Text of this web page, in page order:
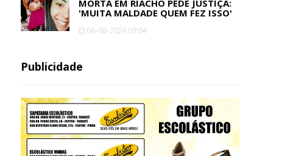
MORTA EM RIACHO PEDE JUSTIÇA:
'MUITA MALDADE QUEM FEZ ISSO'
06-08-2026 09:04
Publicidade